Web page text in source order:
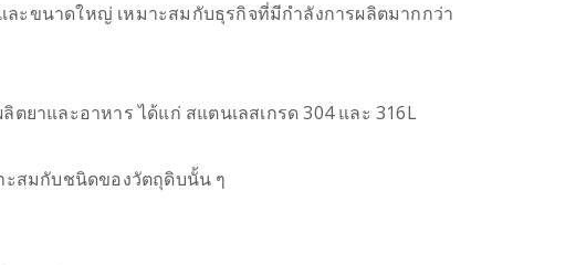
ะขนาดใหญ่ เหมาะสมกับธุรกิจที่มีกำลังการผลิตมากกว่า
ยาและอาหาร ได้แก่ สแตนเลสเกรด 304 และ 316L
ะสมกับชนิดของวัตถุดิบนั้น ๆ